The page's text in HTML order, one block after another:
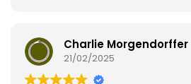
Charlie Morgendorffer
21/02/2025